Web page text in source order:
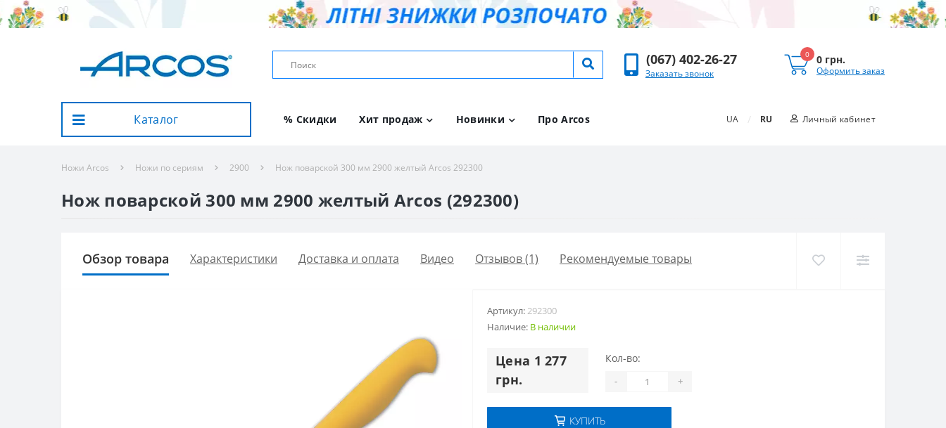
(067) 402-26-27
Заказать звонок
0 0 грн.
Оформить заказ
Каталог % Скидки Хит продаж Новинки Про Arcos UA / RU Личный кабинет
Ножи Arcos Ножи по сериям 2900 Нож поварской 300 мм 2900 желтый Arcos 292300
Нож поварской 300 мм 2900 желтый Arcos (292300)
Обзор товара Характеристики Доставка и оплата Видео Отзывов (1) Рекомендуемые товары
Артикул:292300
Наличие: В наличии
Цена 1 277
грн.
Кол-во:
- +
КУПИТЬ